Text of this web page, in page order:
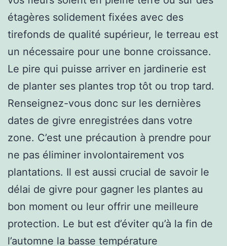
étagères solidement fixées avec des
tirefonds de qualité supérieur, le terreau est
un nécessaire pour une bonne croissance.
Le pire qui puisse arriver en jardinerie est
de planter ses plantes trop tôt ou trop tard.
Renseignez-vous donc sur les dernières
dates de givre enregistrées dans votre
zone. C’est une précaution à prendre pour
ne pas éliminer involontairement vos
plantations. Il est aussi crucial de savoir le
délai de givre pour gagner les plantes au
bon moment ou leur offrir une meilleure
protection. Le but est d’éviter qu’à la fin de
l’automne la basse température